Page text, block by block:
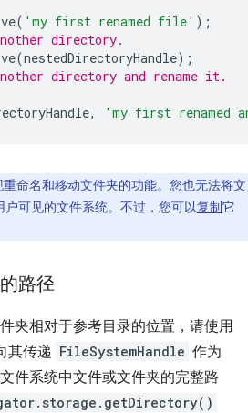
( 'my first renamed file' );
directory.
(nestedDirectoryHandle);
directory and rename it.
, 'my first renamed
命名和移动文件夹的功能。您也无法将文
可见的文件系统。不过，您可以复制它
路径
夹相对于参考目录的位置，请使用
其传递 FileSystemHandle 作为
件系统中文件或文件夹的完整路